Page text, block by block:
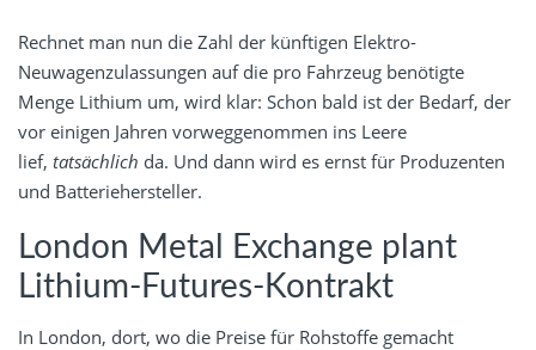
Rechnet man nun die Zahl der künftigen Elektro-
Neuwagenzulassungen auf die pro Fahrzeug benötigte
Menge Lithium um, wird klar: Schon bald ist der Bedarf, der
vor einigen Jahren vorweggenommen ins Leere
lief, tatsächlich da. Und dann wird es ernst für Produzenten
und Batteriehersteller.
London Metal Exchange plant
Lithium-Futures-Kontrakt
In London, dort, wo die Preise für Rohstoffe gemacht